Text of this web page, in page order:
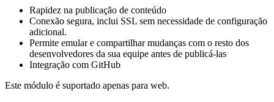
Rapidez na publicação de conteúdo
Conexão segura, inclui SSL sem necessidade de configuração
adicional.
Permite emular e compartilhar mudanças com o resto dos
desenvolvedores da sua equipe antes de publicá-las
Integração com GitHub
Este módulo é suportado apenas para web.